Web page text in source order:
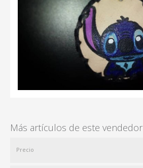
Más artículos de este vendedor
Precio